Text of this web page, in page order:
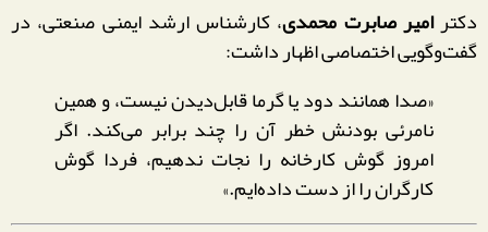
دکترامیر صابرت محمدی، کارشناس ارشد ایمنی صنعتی، در
گفت‌وگویی اختصاصی اظهار داشت:
«صدا همانند دود یا گرما قابل‌دیدن نیست، و همین
نامرئی بودنش خطر آن را چند برابر می‌کند. اگر
امروز گوش کارخانه را نجات ندهیم، فردا گوش
کارگران را از دست داده‌ایم.»